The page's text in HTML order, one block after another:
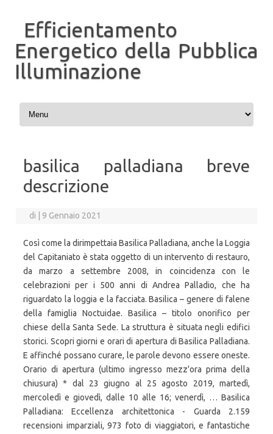
Efficientamento
Energetico della Pubblica
Illuminazione
Vai al contenuto
basilica palladiana breve
descrizione
di 9 Gennaio 2021
Così come la dirimpettaia Basilica Palladiana, anche la Loggia
del Capitaniato è stata oggetto di un intervento di restauro,
da marzo a settembre 2008, in coincidenza con le
celebrazioni per i 500 anni di Andrea Palladio, che ha
riguardato la loggia e la facciata. Basilica – genere di falene
della famiglia Noctuidae. Basilica – titolo onorifico per
chiese della Santa Sede. La struttura è situata negli edifici
storici. Scopri giorni e orari di apertura di Basilica Palladiana.
E affinché possano curare, le parole devono essere oneste.
Orario di apertura (ultimo ingresso mezz'ora prima della
chiusura) * dal 23 giugno al 25 agosto 2019, martedì,
mercoledì e giovedì, dalle 10 alle 16; venerdì, … Basilica
Palladiana: Eccellenza architettonica - Guarda 2.159
recensioni imparziali, 973 foto di viaggiatori, e fantastiche